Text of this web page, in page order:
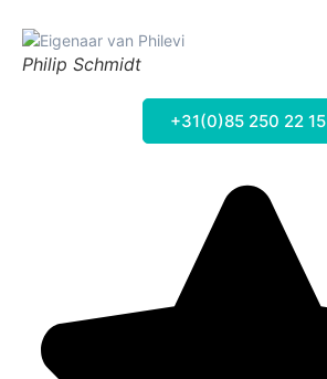
Philip Schmidt
+31(0)85 250 22 15